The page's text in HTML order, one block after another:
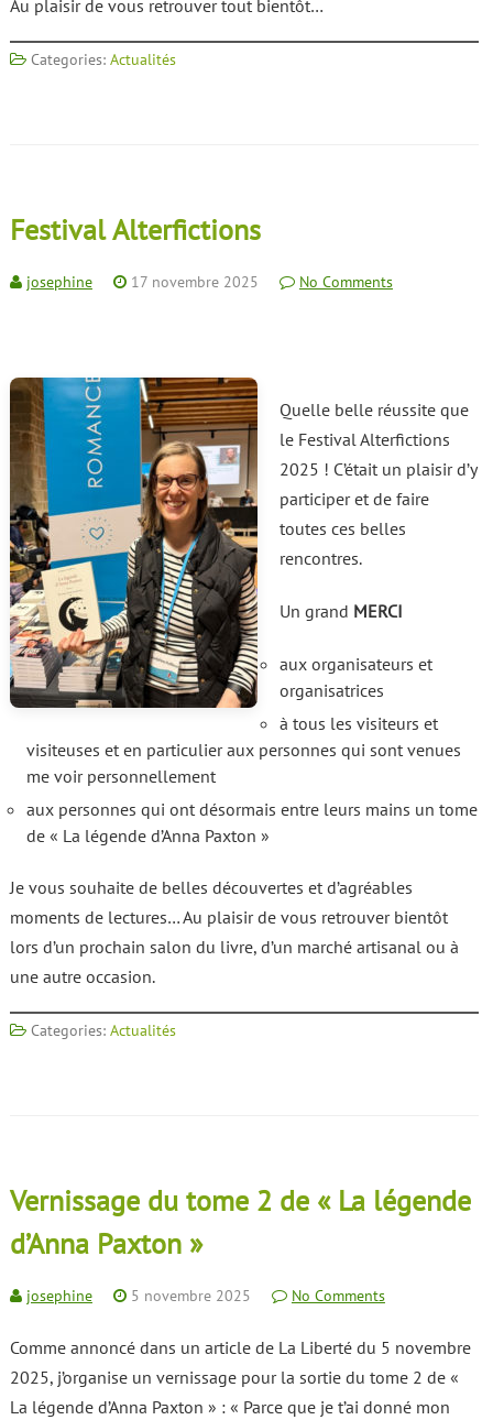
Au plaisir de vous retrouver tout bientôt…
Categories: Actualités
Festival Alterfictions
josephine 17 novembre 2025 No Comments
Quelle belle réussite que
le Festival Alterfictions
2025 ! C’était un plaisir d’y
participer et de faire
toutes ces belles
rencontres.
Un grand MERCI
aux organisateurs et
organisatrices
à tous les visiteurs et
visiteuses et en particulier aux personnes qui sont venues
me voir personnellement
aux personnes qui ont désormais entre leurs mains un tome
de « La légende d’Anna Paxton »
Je vous souhaite de belles découvertes et d’agréables
moments de lectures… Au plaisir de vous retrouver bientôt
lors d’un prochain salon du livre, d’un marché artisanal ou à
une autre occasion.
Categories: Actualités
Vernissage du tome 2 de « La légende
d’Anna Paxton »
josephine 5 novembre 2025 No Comments
Comme annoncé dans un article de La Liberté du 5 novembre
2025, j’organise un vernissage pour la sortie du tome 2 de «
La légende d’Anna Paxton » : « Parce que je t’ai donné mon